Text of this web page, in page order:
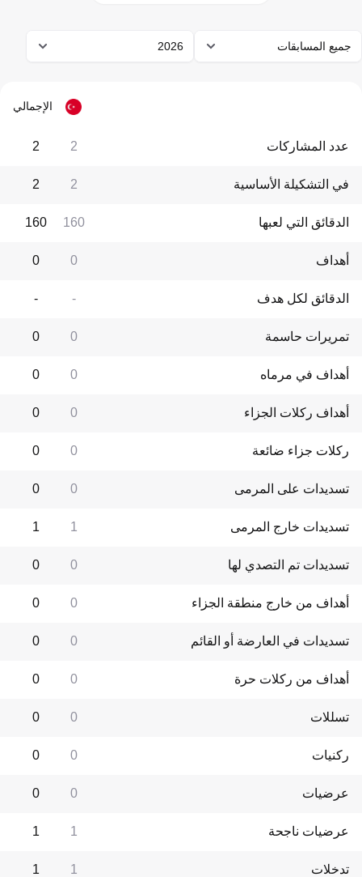
جميع المسابقات 2026
الإجمالي
عدد المشاركات 2
2
في التشكيلة الأساسية 2
2
الدقائق التي لعبها 160
160
أهداف 0
0
الدقائق لكل هدف -
-
تمريرات حاسمة 0
0
أهداف في مرماه 0
0
أهداف ركلات الجزاء 0
0
ركلات جزاء ضائعة 0
0
تسديدات على المرمى 0
0
تسديدات خارج المرمى 1
1
تسديدات تم التصدي لها 0
0
أهداف من خارج منطقة الجزاء 0
0
تسديدات في العارضة أو القائم 0
0
أهداف من ركلات حرة 0
0
تسللات 0
0
ركنيات 0
0
عرضيات 0
0
عرضيات ناجحة 1
1
تدخلات 1
1